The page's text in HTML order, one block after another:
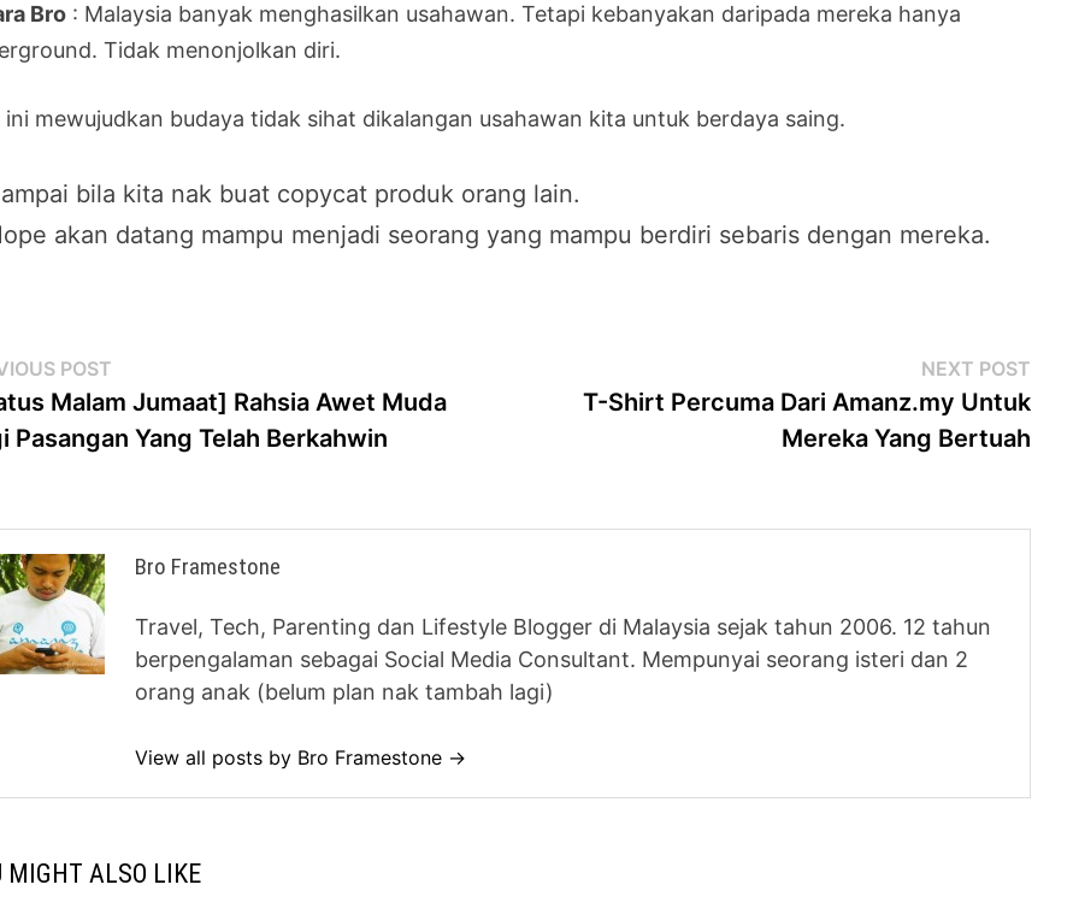
Bro : Malaysia banyak menghasilkan usahawan. Tetapi kebanyakan daripada mereka hanya
Tidak menonjolkan diri.
ini mewujudkan budaya tidak sihat dikalangan usahawan kita untuk berdaya saing.
bila kita nak buat copycat produk orang lain.
akan datang mampu menjadi seorang yang mampu berdiri sebaris dengan mereka.
POST
post:
Malam Jumaat] Rahsia Awet Muda
Pasangan Yang Telah Berkahwin
NEXT POSTNext
T-Shirt Percuma Dari Amanz.my Untuk
Mereka Yang Bertuah
Bro Framestone
Travel, Tech, Parenting dan Lifestyle Blogger di Malaysia sejak tahun 2006. 12 tahun
berpengalaman sebagai Social Media Consultant. Mempunyai seorang isteri dan 2
orang anak (belum plan nak tambah lagi)
View all posts by Bro Framestone →
MIGHT ALSO LIKE